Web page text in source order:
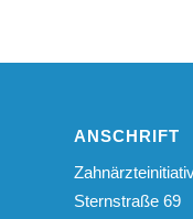
ANSCHRIFT
Sternstraße 69